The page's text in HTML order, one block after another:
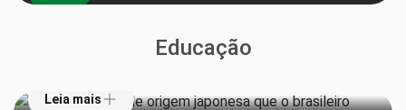
Educação
adotou no vocabulário
Leia mais
currículos dos ensinos fundamental e médio